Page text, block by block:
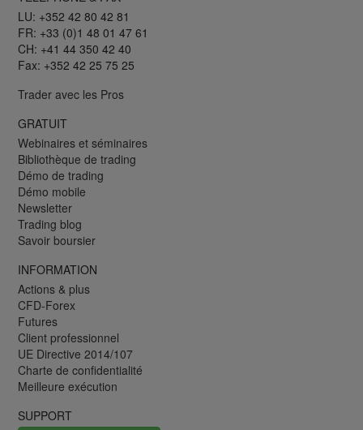
LU: +352 42 80 42 81
FR: +33 (0)1 48 01 47 61
CH: +41 44 350 42 40
Fax: +352 42 25 75 25
Trader avec les Pros
GRATUIT
Webinaires et séminaires
Bibliothèque de trading
Démo de trading
Démo mobile
Newsletter
Trading blog
Savoir boursier
INFORMATION
Actions & plus
CFD-Forex
Futures
Client professionnel
UE Directive 2014/107
Charte de confidentialité
Meilleure exécution
SUPPORT